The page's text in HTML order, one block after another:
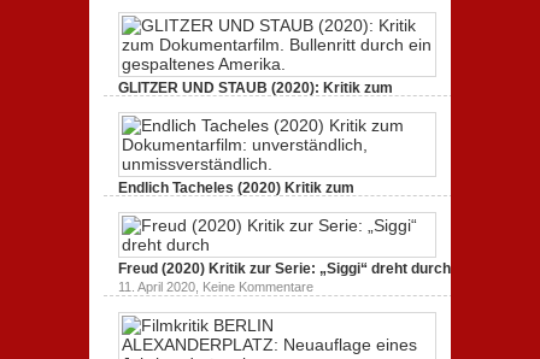
GUNDA
(2020):
Kritik.
Kreaturen,
spektakulär
GLITZER UND STAUB (2020): Kritik zum
Dokumentarfilm. Bullenritt durch ein
gespaltenes Amerika.
3. Oktober 2020,Keine Kommentarezu
UND
STAUB
Kritik
zum
Bullenritt
durch
ein
Endlich Tacheles (2020) Kritik zum
Dokumentarfilm: unverständlich,
unmissverständlich.
19. Mai 2020,Keine Kommentare
Endlich
Tacheles
(2020)
unverständlich,
Freud (2020) Kritik zur Serie: „Siggi“ dreht durch
11. April 2020, Keine Kommentarezu
Freud
(2020)
zur